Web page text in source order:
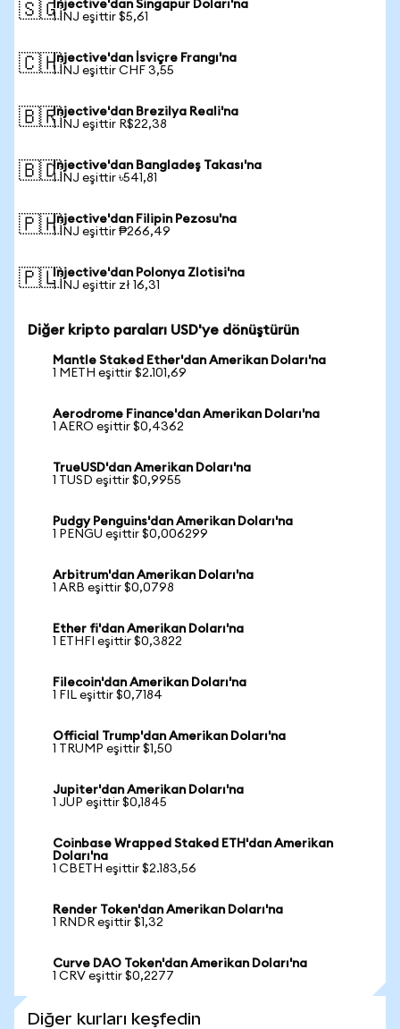
🇸🇬Injective'dan Singapur Doları'na
1 INJ eşittir $5,61
🇨🇭Injective'dan İsviçre Frangı'na
1 INJ eşittir CHF 3,55
🇧🇷Injective'dan Brezilya Reali'na
1 INJ eşittir R$22,38
🇧🇩Injective'dan Bangladeş Takası'na
1 INJ eşittir ৳541,81
🇵🇭Injective'dan Filipin Pezosu'na
1 INJ eşittir ₱266,49
🇵🇱Injective'dan Polonya Zlotisi'na
1 INJ eşittir zł 16,31
Diğer kripto paraları USD'ye dönüştürün
Mantle Staked Ether'dan Amerikan Doları'na
1 METH eşittir $2.101,69
Aerodrome Finance'dan Amerikan Doları'na
1 AERO eşittir $0,4362
TrueUSD'dan Amerikan Doları'na
1 TUSD eşittir $0,9955
Pudgy Penguins'dan Amerikan Doları'na
1 PENGU eşittir $0,006299
Arbitrum'dan Amerikan Doları'na
1 ARB eşittir $0,0798
Ether fi'dan Amerikan Doları'na
1 ETHFI eşittir $0,3822
Filecoin'dan Amerikan Doları'na
1 FIL eşittir $0,7184
Official Trump'dan Amerikan Doları'na
1 TRUMP eşittir $1,50
Jupiter'dan Amerikan Doları'na
1 JUP eşittir $0,1845
Coinbase Wrapped Staked ETH'dan Amerikan
Doları'na
1 CBETH eşittir $2.183,56
Render Token'dan Amerikan Doları'na
1 RNDR eşittir $1,32
Curve DAO Token'dan Amerikan Doları'na
1 CRV eşittir $0,2277
Diğer kurları keşfedin